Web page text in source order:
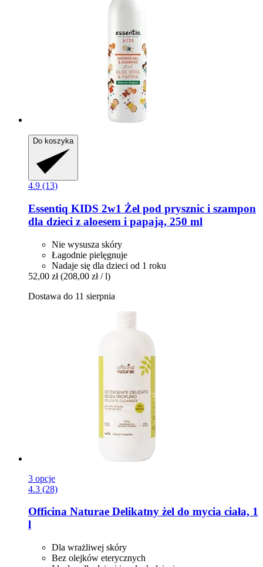
Do koszyka
4.9 (13)
Essentiq KIDS 2w1 Żel pod prysznic i szampon
dla dzieci z aloesem i papają, 250 ml
Nie wysusza skóry
Łagodnie pielęgnuje
Nadaje się dla dzieci od 1 roku
52,00 zł (208,00 zł / l)
Dostawa do 11 sierpnia
3 opcje
4.3 (28)
Officina Naturae Delikatny żel do mycia ciała, 1
l
Dla wrażliwej skóry
Bez olejków eterycznych